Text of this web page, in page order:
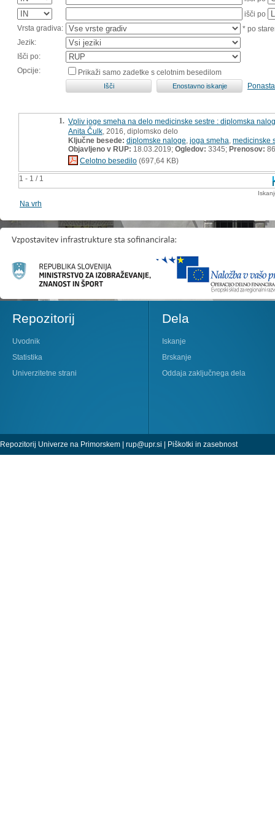
išči po
Vrsta gradiva:
* po
Jezik:
Išči po:
Opcije:
Prikaži samo zadetke s celotnim besedilom
1 - 1 / 1
1. Vpliv joge smeha na delo medicinske sestre : diplomska
Anita Čulk , 2016, diplomsko delo
Ključne besede: diplomske naloge joga smeha medicinske
Objavljeno v RUP: 18.03.2019; Ogledov: 3345; Prenosov: 86
Celotno besedilo (697,64 KB)
Na vrh
Repozitorij
Uvodnik
Statistika
Univerzitetne strani
Dela
Iskanje
Brskanje
Oddaja zaključnega dela
Repozitorij Univerze na Primorskem | rup@upr.si | Piškotki in zasebnost